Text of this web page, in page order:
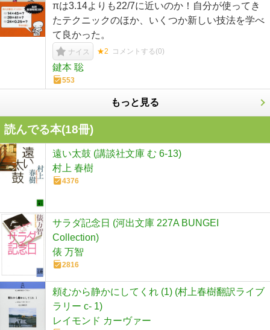
πは3.14よりも22/7に近いのか！自分が使ってき
たテクニックのほか、いくつか新しい技法を学べ
て良かった。
ナイス ★2 コメントする(0)
鍵本 聡
553
もっと見る
読んでる本(18冊)
遠い太鼓 (講談社文庫 む 6-13)
村上 春樹
4376
サラダ記念日 (河出文庫 227A BUNGEI
Collection)
俵 万智
2816
頼むから静かにしてくれ (1) (村上春樹翻訳ライブ
ラリー c- 1)
レイモンド カーヴァー